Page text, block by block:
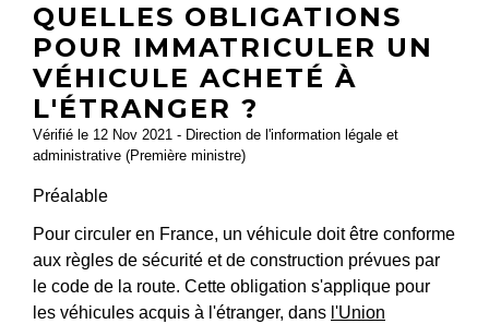
QUELLES OBLIGATIONS
POUR IMMATRICULER UN
VÉHICULE ACHETÉ À
L'ÉTRANGER ?
Vérifié le 12 Nov 2021 - Direction de l'information légale et
administrative (Première ministre)
Préalable
Pour circuler en France, un véhicule doit être conforme
aux règles de sécurité et de construction prévues par
le code de la route. Cette obligation s'applique pour
les véhicules acquis à l'étranger, dans l'Union